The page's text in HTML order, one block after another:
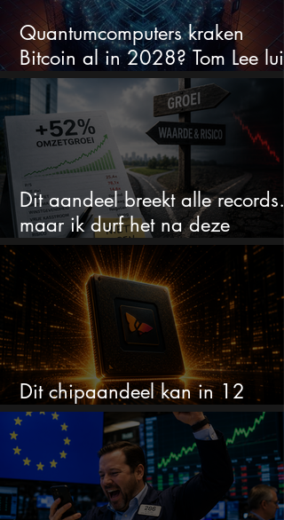
Quantumcomputers kraken
Bitcoin al in 2028? Tom Lee
de alarmbel
Dit aandeel breekt alle
maar ik durf het na deze
koersstijging niet te kopen
Dit chipaandeel kan in 12
maanden verdubbelen